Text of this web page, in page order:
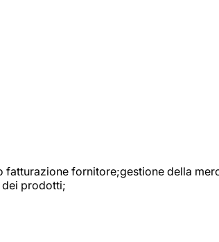
fornitore;gestione della
prodotti;